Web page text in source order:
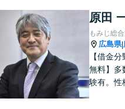
等）、家
等）、刑
告訴、
ど
原田
もみじ総
広島県|
【借金
無料】多
験有。性